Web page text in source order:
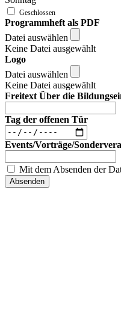
Programmheft als PDF
Datei auswählen
Keine Datei ausgewählt
Logo
Datei auswählen
Keine Datei ausgewählt
Freitext Über die
Tag der offenen Tür
Events/Vorträge/
Mit dem Absenden der
Absenden